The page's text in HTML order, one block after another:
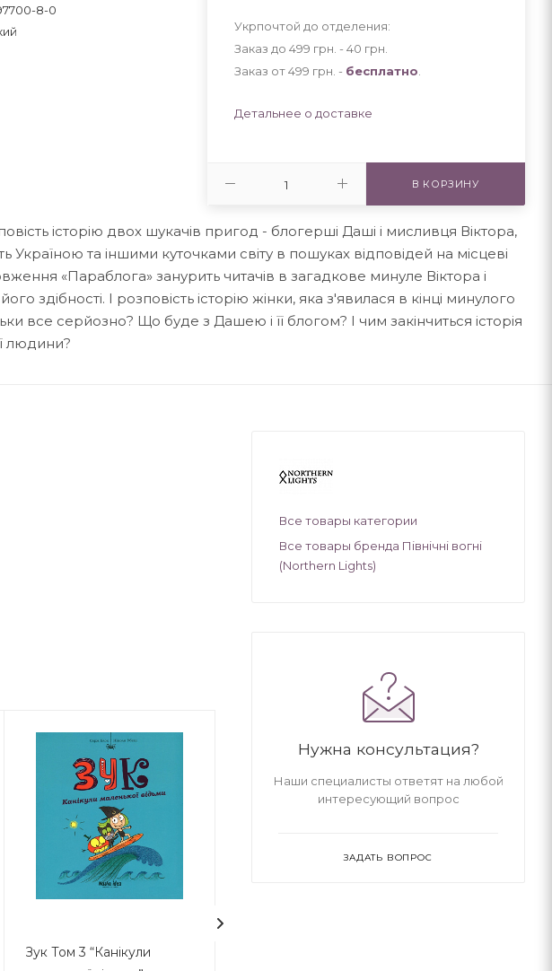
8-0
Укрпочтой до отделения:
Заказ до 499 грн. - 40 грн
Заказ от 499 грн. - бесплатно
Детальнее о доставке
В КОРЗИНУ
історію двох шукачів пригод - блогерші Даші і мисливця Віктора,
Україною та іншими куточками світу в пошуках відповідей на місцеві
«Параблога» занурить читачів в загадкове минуле Віктора і
здібності. І розповість історію жінки, яка з'явилася в кінці минулого
все серйозно? Що буде з Дашею і її блогом? І чим закінчиться історія
людини?
Зук Том 3 “Канікули
Все товары категории
Все товары бренда Північні вогні
(Northern Lights)
Нужна консультация?
Наши специалисты ответят на любой
интересующий вопрос
ЗАДАТЬ ВОПРОС